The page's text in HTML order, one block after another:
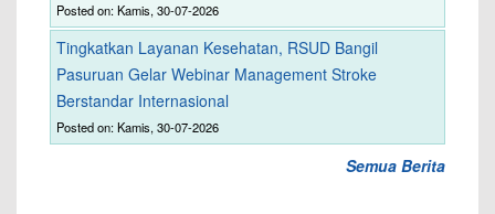
Posted on: Kamis, 30-07-2026
Tingkatkan Layanan Kesehatan, RSUD Bangil
Pasuruan Gelar Webinar Management Stroke
Berstandar Internasional
Posted on: Kamis, 30-07-2026
Semua Berita